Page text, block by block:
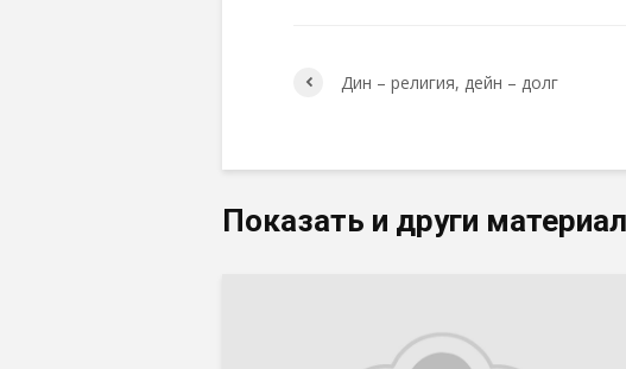
Дин – религия, дейн – долг
Показать и други